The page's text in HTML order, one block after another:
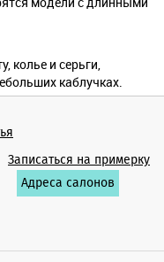
колье и серьги,
каблучках.
Записаться на примерку
Адреса салонов